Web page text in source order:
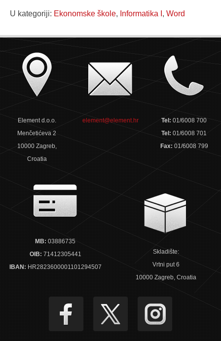
U kategoriji: Ekonomske škole, Informatika I , Word
Element d.o.o.
Menčetićeva 2
10000 Zagreb,
Croatia
element@element.hr Tel:01/6008 700
Tel:01/6008 701
Fax: 01/6008 799
MB: 03886735
OIB: 71412305441
IBAN: HR2823600001101294507
Skladište:
Vrtni put 6
10000 Zagreb, Croatia